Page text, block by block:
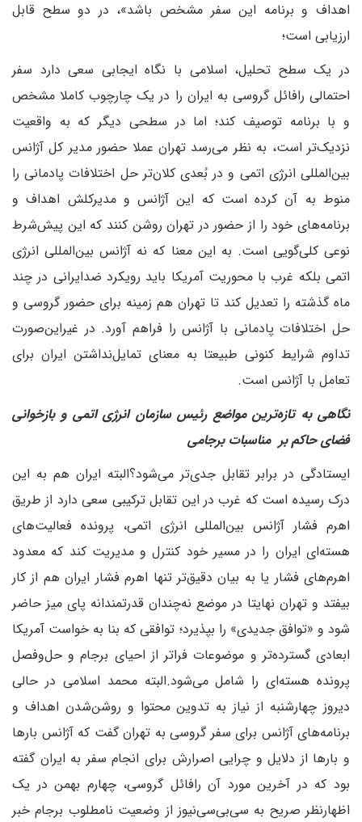
اهداف و برنامه این سفر مشخص باشد»، در دو سطح قابل
ارزیابی است؛
در یک سطح تحلیل، اسلامی با نگاه ایجابی سعی دارد سفر
احتمالی رافائل گروسی به ایران را در یک چارچوب کاملا مشخص
و با برنامه توصیف کند؛ اما در سطحی دیگر که به واقعیت
نزدیک‌تر است، به نظر می‌رسد تهران عملا حضور مدیر کل آژانس
بین‌المللی انرژی اتمی و در بُعدی کلان‌تر حل اختلافات پادمانی را
منوط به آن کرده است که این آژانس و مدیرکلش اهداف و
برنامه‌های خود را از حضور در تهران روشن کنند که این پیش‌شرط
نوعی کلی‌گویی است. به این معنا که نه آژانس بین‌المللی انرژی
اتمی بلکه غرب با محوریت آمریکا باید رویکرد ضدایرانی در چند
ماه گذشته را تعدیل کند تا تهران هم زمینه برای حضور گروسی و
حل اختلافات پادمانی با آژانس را فراهم آورد. در غیر‌این‌صورت
تداوم شرایط کنونی طبیعتا به معنای تمایل‌نداشتن ایران برای
تعامل با آژانس است.‌
نگاهی به تازه‌ترین مواضع رئیس سازمان انرژی اتمی و بازخوانی
فضای حاکم بر مناسبات برجامی
ایستادگی در برابر تقابل جدی‌تر می‌شود؟البته ایران هم به این
درک رسیده است که غرب در این تقابل ترکیبی سعی دارد از طریق
اهرم فشار آژانس بین‌المللی انرژی اتمی، پرونده فعالیت‌های
هسته‌ای ایران را در مسیر خود کنترل و مدیریت کند که معدود
اهرم‌های فشار یا به بیان دقیق‌تر تنها اهرم فشار ایران هم از کار
بیفتد و تهران نهایتا در موضع نه‌چندان قدرتمندانه پای میز حاضر
شود و «توافق جدیدی» را بپذیرد؛ توافقی که بنا به خواست آمریکا
ابعادی گسترده‌تر و موضوعات فراتر از احیای برجام و حل‌وفصل
پرونده هسته‌ای را شامل می‌شود.‌البته محمد اسلامی در حالی
دیروز چهارشنبه از نیاز به تدوین محتوا و روشن‌شدن اهداف و
برنامه‌های آژانس برای سفر گروسی به تهران گفت که آژانس بارها
و بارها از دلایل و چرایی اصرارش برای انجام سفر به ایران گفته
بود که در آخرین مورد آن رافائل گروسی، چهارم بهمن در یک
اظهارنظر صریح به سی‌بی‌سی‌نیوز از وضعیت نامطلوب برجام خبر